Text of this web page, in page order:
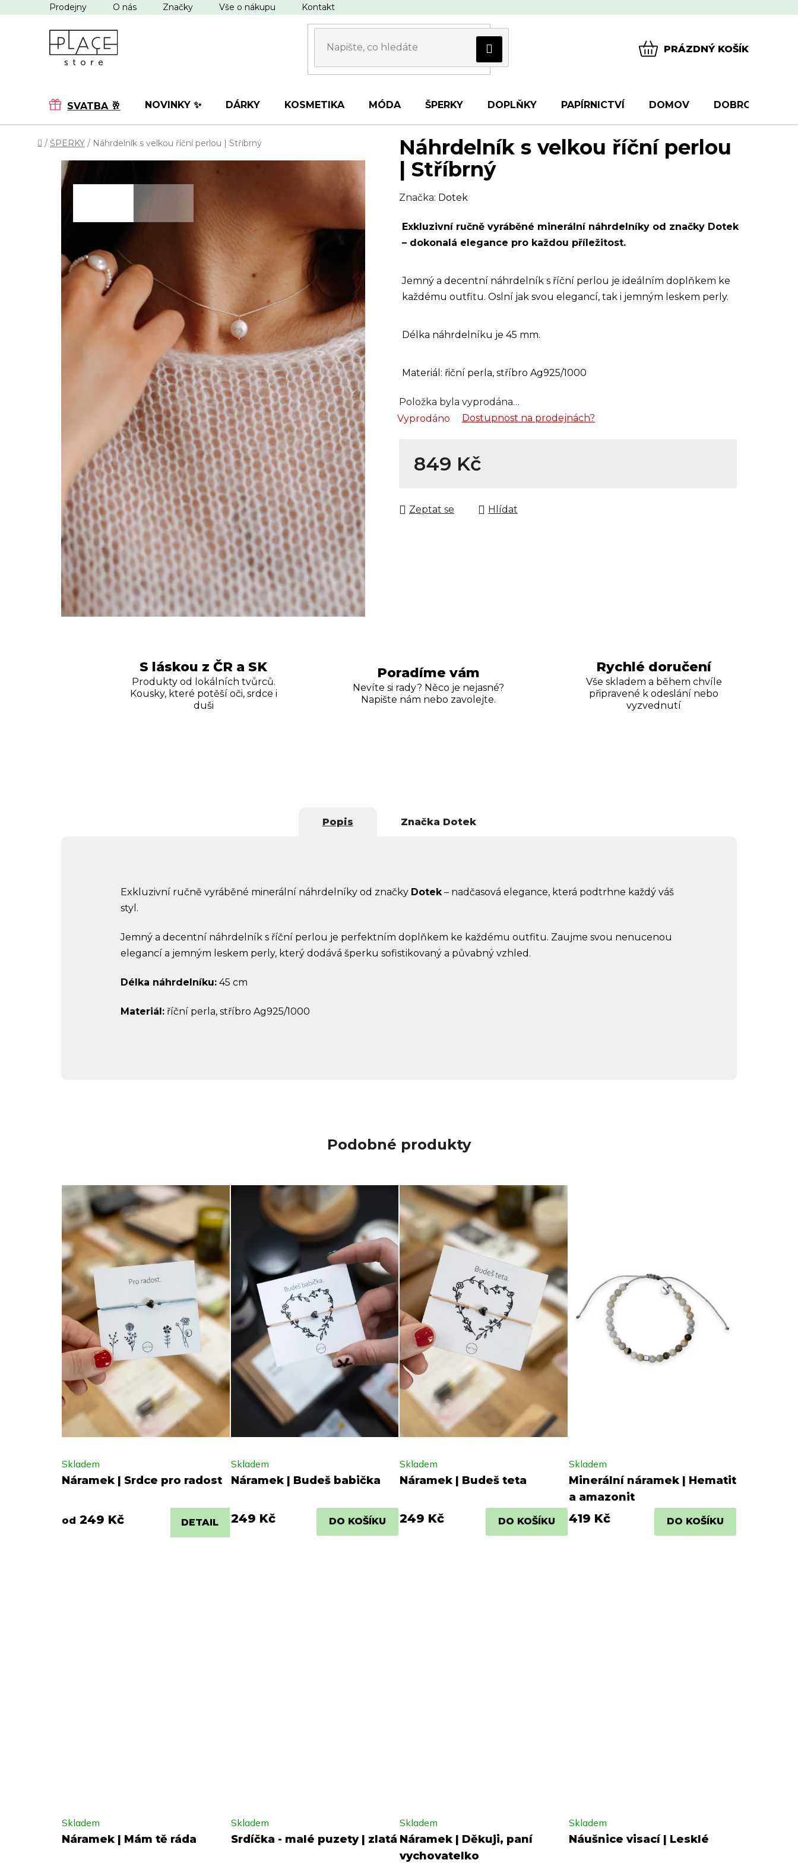
na
Prodejny O nás Značky Vše o nákupu Kontakt
PRÁZDNÝ KOŠÍK
SVATBA 🥂 NOVINKY ✨ DÁRKY KOSMETIKA MÓDA ŠPERKY DOPLŇKY PAPÍRNICTVÍ DOMOV DOBROTY
Domů
/ ŠPERKY / Náhrdelník s velkou říční perlou | Stříbrný
Náhrdelník s velkou říční perlou
| Stříbrný
Značka: Dotek
Exkluzivní ručně vyráběné minerální náhrdelníky od značky Dotek
– dokonalá elegance pro každou příležitost.
Jemný a decentní náhrdelník s říční perlou je ideálním doplňkem ke
každému outfitu. Oslní jak svou elegancí, tak i jemným leskem perly.
Délka náhrdelníku je 45 mm.
Materiál: řiční perla, stříbro Ag925/1000
Položka byla vyprodána…
Vyprodáno
Dostupnost na prodejnách?
849 Kč
Zeptat se Hlídat
S láskou z ČR a SK
Produkty od lokálních tvůrců.
Kousky, které potěší oči, srdce i
duši
Poradíme vám
Nevíte si rady? Něco je nejasné?
Napište nám nebo zavolejte.
Rychlé doručení
Vše skladem a během chvíle
připravené k odeslání nebo
vyzvednutí
Popis Značka Dotek
Exkluzivní ručně vyráběné minerální náhrdelníky od značky Dotek– nadčasová elegance, která podtrhne každý váš
styl.
Jemný a decentní náhrdelník s říční perlou je perfektním doplňkem ke každému outfitu. Zaujme svou nenucenou
elegancí a jemným leskem perly, který dodává šperku sofistikovaný a půvabný vzhled.
Délka náhrdelníku: 45 cm
Materiál: říční perla, stříbro Ag925/1000
Podobné produkty
Náramek | Srdce pro radost
Skladem
od 249 Kč DETAIL
Náramek | Budeš babička
Skladem
249 Kč DO KOŠÍKU
Náramek | Budeš teta
Skladem
249 Kč DO KOŠÍKU
Minerální náramek | Hematit
a amazonit
Skladem
419 Kč DO KOŠÍKU
Náramek | Mám tě ráda
Skladem
Srdíčka - malé puzety | zlatá
Skladem
Náramek | Děkuji, paní
vychovatelko
Skladem
Náušnice visací | Lesklé
Skladem